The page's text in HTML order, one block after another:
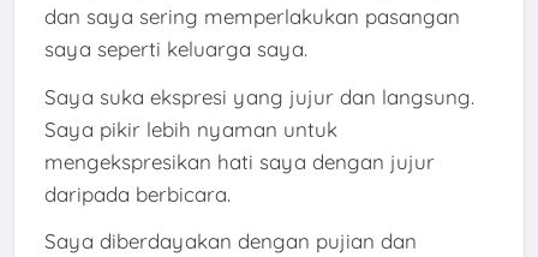
dan saya sering memperlakukan pasangan
saya seperti keluarga saya.
Saya suka ekspresi yang jujur ​​dan langsung.
Saya pikir lebih nyaman untuk
mengekspresikan hati saya dengan jujur ​​
daripada berbicara.
Saya diberdayakan dengan pujian dan